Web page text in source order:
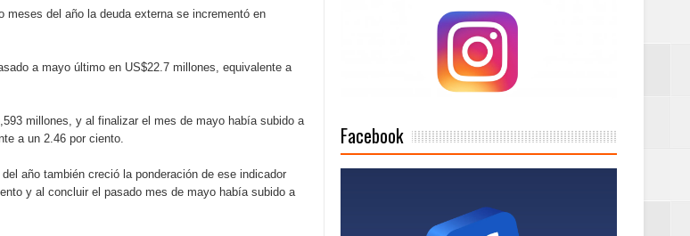
ejecutiva de Fiduciaria Reservas
en la segunda edición del Summit Mujer Pymes
nuevo álbum, renovación de su equipo y conciertos
de Pavel Núñez y su “Bipolarband” a Hard Rock Café Santo
del año la deuda externa se incrementó en
a mayo último en US$22.7 millones, equivalente a
millones, y al finalizar el mes de mayo había subido a
a un 2.46 por ciento.
año también creció la ponderación de ese indicador
y al concluir el pasado mes de mayo había subido a
Facebook